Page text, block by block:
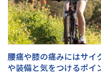
腰痛や膝の痛みにはサイ
や装備と気をつけるポイ